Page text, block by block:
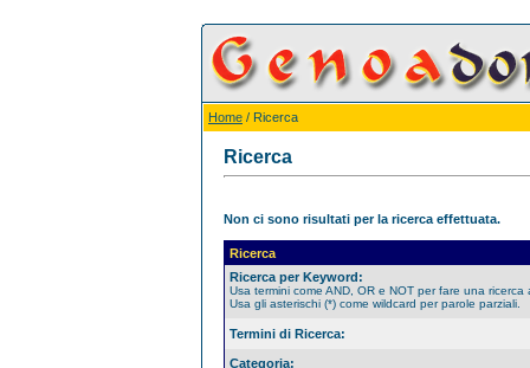
Home / Ricerca
Ricerca
Non ci sono risultati per la ricerca effettuata.
Ricerca
Ricerca per Keyword:
Usa termini come AND, OR e NOT per fare una ricerca
Usa gli asterischi (*) come wildcard per parole parziali.
Termini di Ricerca:
Categoria: